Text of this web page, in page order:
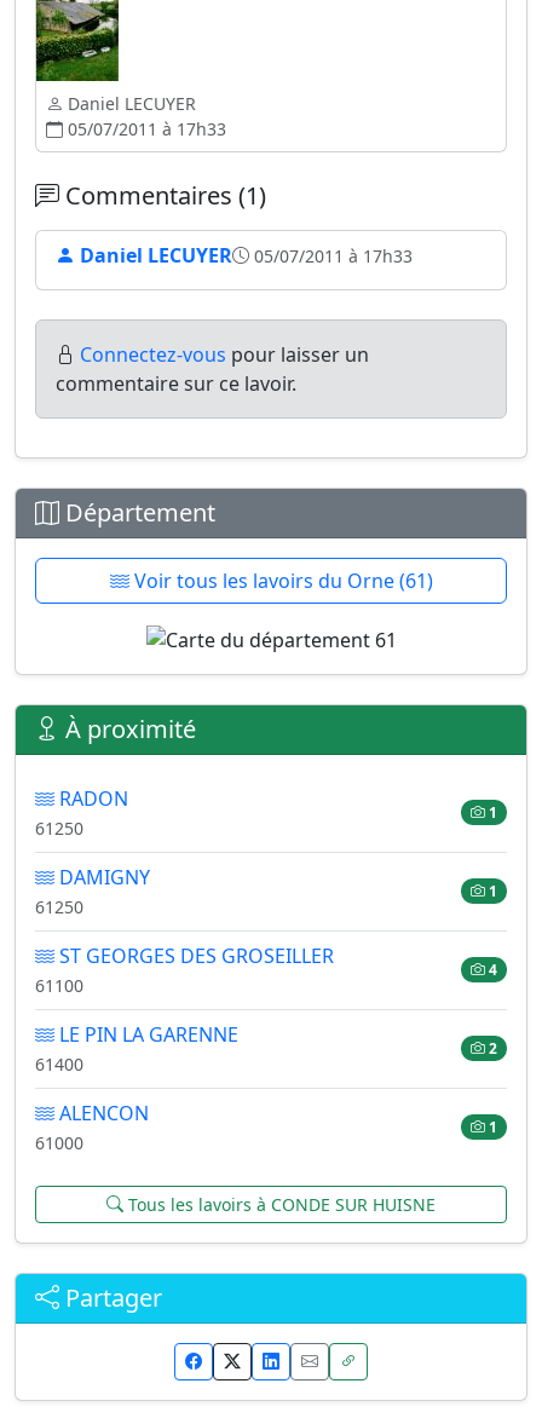
Daniel LECUYER
05/07/2011 à 17h33
Commentaires (1)
Daniel LECUYER 05/07/2011 à 17h33
Connectez-vous pour laisser un
commentaire sur ce lavoir.
Département
Voir tous les lavoirs du Orne (61)
À proximité
RADON
61250
1
DAMIGNY
61250
1
ST GEORGES DES GROSEILLER
61100
4
LE PIN LA GARENNE
61400
2
ALENCON
61000
1
Tous les lavoirs à CONDE SUR HUISNE
Partager